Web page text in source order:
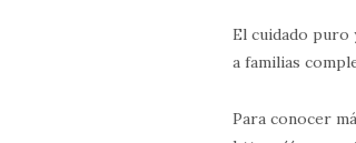
El cuidado puro
a familias
Para conocer